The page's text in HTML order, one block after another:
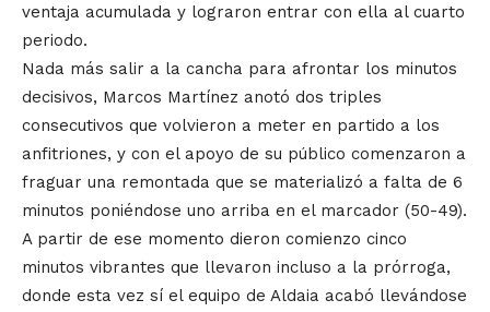
ventaja acumulada y lograron entrar con ella al cuarto
periodo.
Nada más salir a la cancha para afrontar los minutos
decisivos, Marcos Martínez anotó dos triples
consecutivos que volvieron a meter en partido a los
anfitriones, y con el apoyo de su público comenzaron a
fraguar una remontada que se materializó a falta de 6
minutos poniéndose uno arriba en el marcador (50-49).
A partir de ese momento dieron comienzo cinco
minutos vibrantes que llevaron incluso a la prórroga,
donde esta vez sí el equipo de Aldaia acabó llevándose